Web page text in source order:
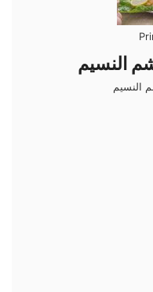
النسيم
النسيم